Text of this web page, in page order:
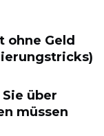
ohne Geld
über
müssen